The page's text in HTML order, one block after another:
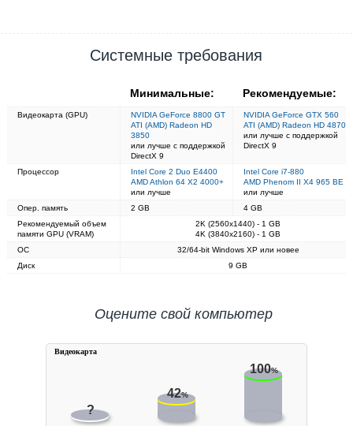
Системные требования
Минимальные: Рекомендуемые:
Видеокарта (GPU)
NVIDIA GeForce 8800 GT
ATI (AMD) Radeon HD
3850
или лучше с поддержкой
DirectX 9
NVIDIA GeForce GTX 560
ATI (AMD) Radeon HD 4870
или лучше с поддержкой
DirectX 9
Процессор
Intel Core 2 Duo E4400
AMD Athlon 64 X2 4000+
или лучше
Intel Core i7-880
AMD Phenom II X4 965 BE
или лучше
Опер. память
2 GB
4 GB
Рекомендуемый объем
памяти GPU (VRAM)
2K (2560x1440) - 1 GB
4K (3840x2160) - 1 GB
ОС
32/64-bit Windows XP или новее
Диск
9 GB
Оцените свой компьютер
?
42%
100%
Видеокарта